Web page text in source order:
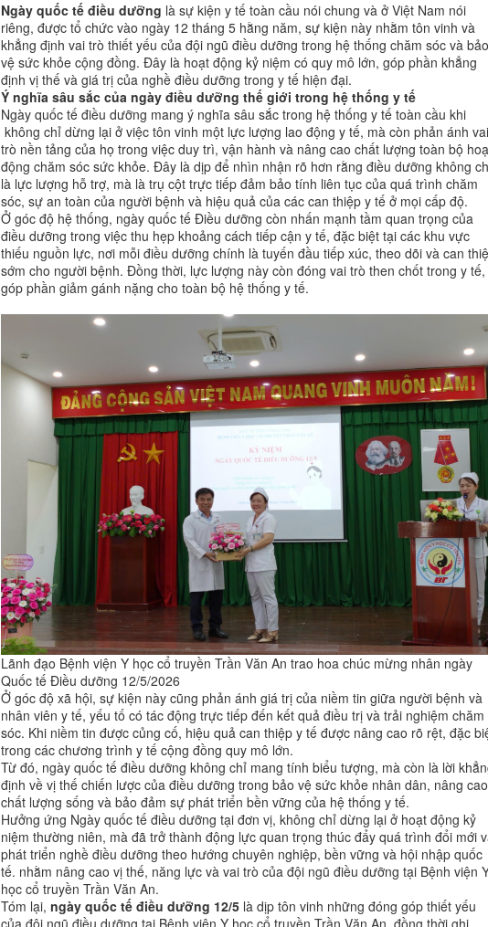
Ngày quốc tế điều dưỡng là sự kiện y tế toàn cầu nói chung và ở Việt Nam nói
riêng, được tổ chức vào ngày 12 tháng 5 hằng năm, sự kiện này nhằm tôn vinh và
khẳng định vai trò thiết yếu của đội ngũ điều dưỡng trong hệ thống chăm sóc và bảo
vệ sức khỏe cộng đồng. Đây là hoạt động kỷ niệm có quy mô lớn, góp phần khẳng
định vị thế và giá trị của nghề điều dưỡng trong y tế hiện đại.
Ý nghĩa sâu sắc của ngày điều dưỡng thế giới trong hệ thống y tế
Ngày quốc tế điều dưỡng mang ý nghĩa sâu sắc trong hệ thống y tế toàn cầu khi
không chỉ dừng lại ở việc tôn vinh một lực lượng lao động y tế, mà còn phản ánh vai
trò nền tảng của họ trong việc duy trì, vận hành và nâng cao chất lượng toàn bộ
động chăm sóc sức khỏe. Đây là dịp để nhìn nhận rõ hơn rằng điều dưỡng không
là lực lượng hỗ trợ, mà là trụ cột trực tiếp đảm bảo tính liên tục của quá trình chăm
sóc, sự an toàn của người bệnh và hiệu quả của các can thiệp y tế ở mọi cấp độ.
Ở góc độ hệ thống, ngày quốc tế Điều dưỡng còn nhấn mạnh tầm quan trọng của
điều dưỡng trong việc thu hẹp khoảng cách tiếp cận y tế, đặc biệt tại các khu vực
thiếu nguồn lực, nơi mỗi điều dưỡng chính là tuyến đầu tiếp xúc, theo dõi và can
sớm cho người bệnh. Đồng thời, lực lượng này còn đóng vai trò then chốt trong y tế,
góp phần giảm gánh nặng cho toàn bộ hệ thống y tế.
Lãnh đạo Bệnh viện Y học cổ truyền Trần Văn An trao hoa chúc mừng nhân ngày
Quốc tế Điều dưỡng 12/5/2026
Ở góc độ xã hội, sự kiện này cũng phản ánh giá trị của niềm tin giữa người bệnh và
nhân viên y tế, yếu tố có tác động trực tiếp đến kết quả điều trị và trải nghiệm chăm
sóc. Khi niềm tin được củng cố, hiệu quả can thiệp y tế được nâng cao rõ rệt, đặc
trong các chương trình y tế cộng đồng quy mô lớn.
Từ đó, ngày quốc tế điều dưỡng không chỉ mang tính biểu tượng, mà còn là lời
định về vị thế chiến lược của điều dưỡng trong bảo vệ sức khỏe nhân dân, nâng cao
chất lượng sống và bảo đảm sự phát triển bền vững của hệ thống y tế.
Hưởng ứng Ngày quốc tế điều dưỡng tại đơn vị, không chỉ dừng lại ở hoạt động kỷ
niệm thường niên, mà đã trở thành động lực quan trọng thúc đẩy quá trình đổi mới
phát triển nghề điều dưỡng theo hướng chuyên nghiệp, bền vững và hội nhập quốc
tế. nhằm nâng cao vị thế, năng lực và vai trò của đội ngũ điều dưỡng tại Bệnh viện
học cổ truyền Trần Văn An.
Tóm lại, ngày quốc tế điều dưỡng 12/5 là dịp tôn vinh những đóng góp thiết yếu